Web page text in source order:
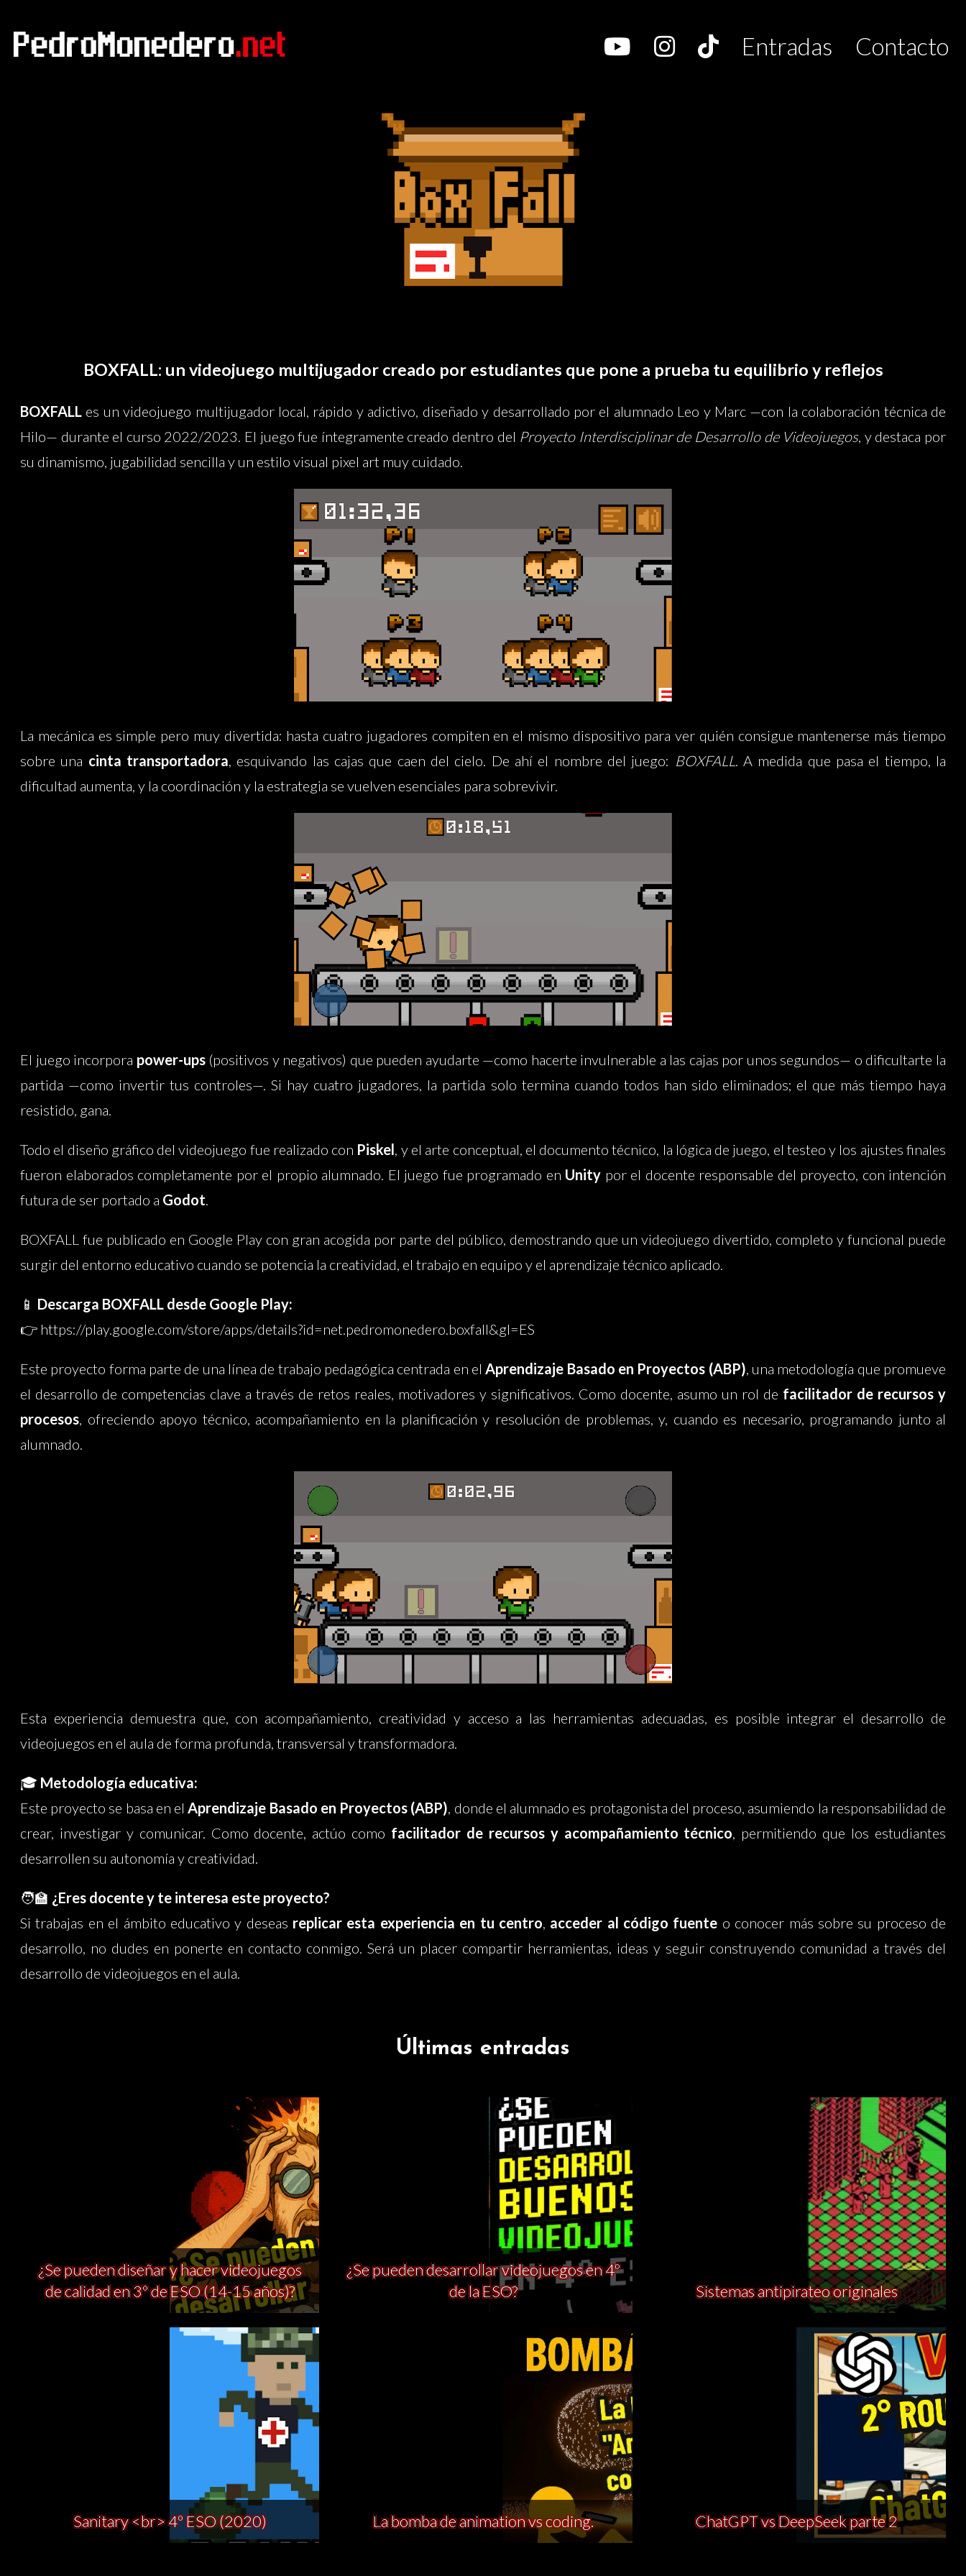
Entradas Contacto
BOXFALL: un videojuego multijugador creado por estudiantes que pone a prueba tu equilibrio y reflejos
BOXFALL es un videojuego multijugador local, rápido y adictivo, diseñado y desarrollado por el alumnado Leo y Marc —con la colaboración técnica de
Hilo— durante el curso 2022/2023. El juego fue íntegramente creado dentro del Proyecto Interdisciplinar de Desarrollo de Videojuegos, y destaca por
su dinamismo, jugabilidad sencilla y un estilo visual pixel art muy cuidado.
La mecánica es simple pero muy divertida: hasta cuatro jugadores compiten en el mismo dispositivo para ver quién consigue mantenerse más tiempo
sobre una cinta transportadora, esquivando las cajas que caen del cielo. De ahí el nombre del juego: BOXFALL. A medida que pasa el tiempo, la
dificultad aumenta, y la coordinación y la estrategia se vuelven esenciales para sobrevivir.
El juego incorpora power-ups(positivos y negativos) que pueden ayudarte —como hacerte invulnerable a las cajas por unos segundos— o dificultarte la
partida —como invertir tus controles—. Si hay cuatro jugadores, la partida solo termina cuando todos han sido eliminados; el que más tiempo haya
resistido, gana.
Todo el diseño gráfico del videojuego fue realizado con Piskel, y el arte conceptual, el documento técnico, la lógica de juego, el testeo y los ajustes finales
fueron elaborados completamente por el propio alumnado. El juego fue programado en Unity por el docente responsable del proyecto, con intención
futura de ser portado a Godot.
BOXFALL fue publicado en Google Play con gran acogida por parte del público, demostrando que un videojuego divertido, completo y funcional puede
surgir del entorno educativo cuando se potencia la creatividad, el trabajo en equipo y el aprendizaje técnico aplicado.
📱 Descarga BOXFALL desde Google Play:
👉 https://play.google.com/store/apps/details?id=net.pedromonedero.boxfall&gl=ES
Este proyecto forma parte de una línea de trabajo pedagógica centrada en elAprendizaje Basado en Proyectos (ABP), una metodología que promueve
el desarrollo de competencias clave a través de retos reales, motivadores y significativos. Como docente, asumo un rol de facilitador de recursos y
procesos, ofreciendo apoyo técnico, acompañamiento en la planificación y resolución de problemas, y, cuando es necesario, programando junto al
alumnado.
Esta experiencia demuestra que, con acompañamiento, creatividad y acceso a las herramientas adecuadas, es posible integrar el desarrollo de
videojuegos en el aula de forma profunda, transversal y transformadora.
🎓 Metodología educativa:
Este proyecto se basa en elAprendizaje Basado en Proyectos (ABP), donde el alumnado es protagonista del proceso, asumiendo la responsabilidad de
crear, investigar y comunicar. Como docente, actúo como facilitador de recursos y acompañamiento técnico, permitiendo que los estudiantes
desarrollen su autonomía y creatividad.
🧑‍🏫 ¿Eres docente y te interesa este proyecto?
Si trabajas en el ámbito educativo y deseas replicar esta experiencia en tu centro, acceder al código fuente o conocer más sobre su proceso de
desarrollo, no dudes en ponerte en contacto conmigo. Será un placer compartir herramientas, ideas y seguir construyendo comunidad a través del
desarrollo de videojuegos en el aula.
Últimas entradas
¿Se pueden diseñar y hacer videojuegos
de calidad en 3º de ESO (14-15 años)?
¿Se pueden desarrollar videojuegos en 4º
de la ESO?
Sistemas antipirateo originales
Sanitary <br> 4º ESO (2020) La bomba de animation vs coding. ChatGPT vs DeepSeek parte 2